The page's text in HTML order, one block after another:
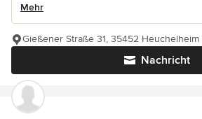
Mehr
Nachricht
Gießener Straße 31, 35452 Heuchelheim